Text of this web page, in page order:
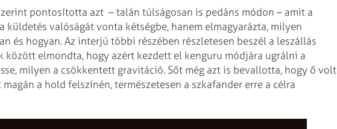
pontosította azt – talán túlságosan is pedáns módon – amit a
küldetés valóságát vonta kétségbe, hanem elmagyarázta, milyen
és hogyan. Az interjú többi részében részletesen beszél a leszállás
elmondta, hogy azért kezdett el kenguru módjára ugrálni a
milyen a csökkentett gravitáció. Sőt még azt is bevallotta, hogy ő volt
a hold felszínén, természetesen a szkafander erre a célra